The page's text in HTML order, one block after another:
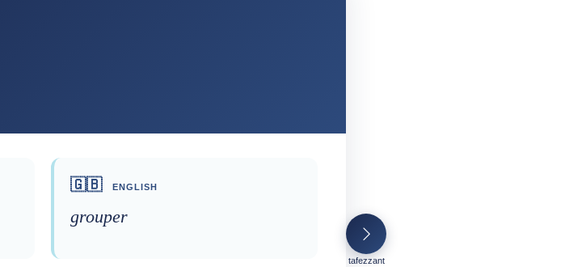
🇬🇧 ENGLISH
grouper
tafezzant